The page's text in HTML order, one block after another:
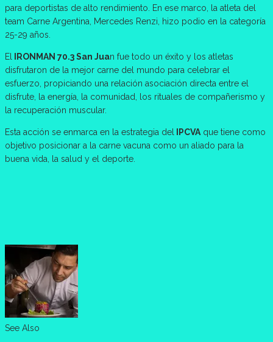
para deportistas de alto rendimiento. En ese marco, la atleta del
team Carne Argentina, Mercedes Renzi, hizo podio en la categoría
25-29 años.
El IRONMAN 70.3 San Juan fue todo un éxito y los atletas
disfrutaron de la mejor carne del mundo para celebrar el
esfuerzo, propiciando una relación asociación directa entre el
disfrute, la energía, la comunidad, los rituales de compañerismo y
la recuperación muscular.
Esta acción se enmarca en la estrategia del IPCVA que tiene como
objetivo posicionar a la carne vacuna como un aliado para la
buena vida, la salud y el deporte.
See Also